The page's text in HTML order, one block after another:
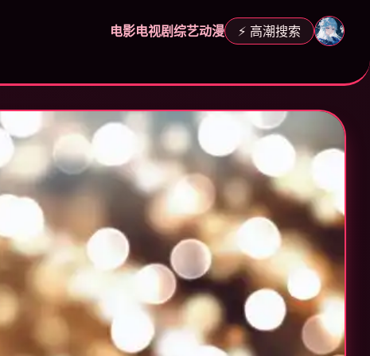
电影电视剧综艺动漫 ⚡ 高潮搜索